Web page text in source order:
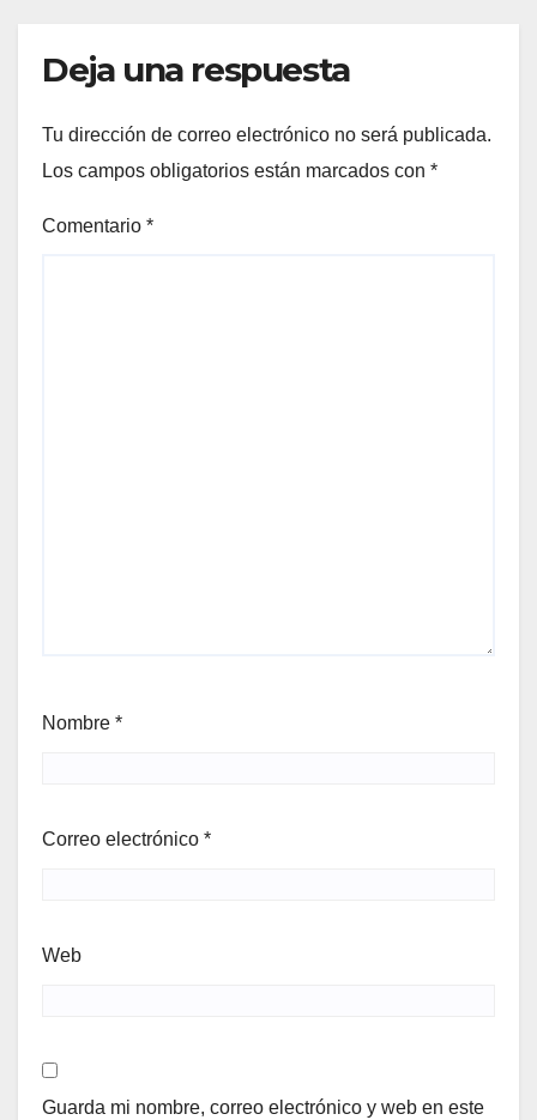
Deja una respuesta
Tu dirección de correo electrónico no será publicada.
Los campos obligatorios están marcados con *
Comentario *
Nombre *
Correo electrónico *
Web
Guarda mi nombre, correo electrónico y web en este